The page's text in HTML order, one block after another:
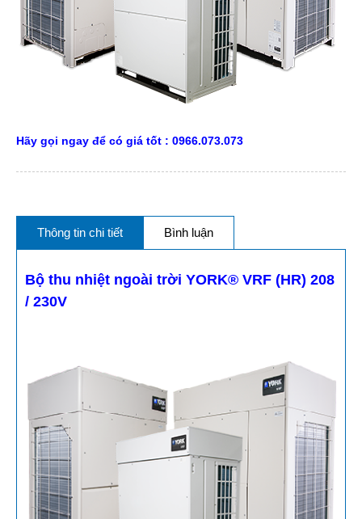
Hãy gọi ngay để có giá tốt : 0966.073.073
Thông tin chi tiết Bình luận
Bộ thu nhiệt ngoài trời YORK® VRF (HR) 208
/ 230V